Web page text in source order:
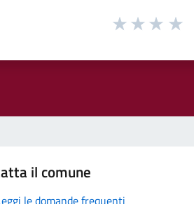
il comune
le domande frequenti